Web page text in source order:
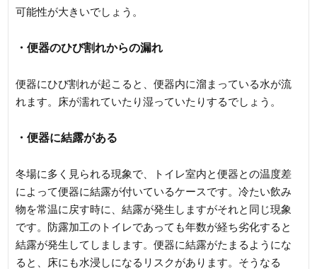
可能性が大きいでしょう。
・便器のひび割れからの漏れ
便器にひび割れが起こると、便器内に溜まっている水が流
れます。床が濡れていたり湿っていたりするでしょう。
・便器に結露がある
冬場に多く見られる現象で、トイレ室内と便器との温度差
によって便器に結露が付いているケースです。冷たい飲み
物を常温に戻す時に、結露が発生しますがそれと同じ現象
です。防露加工のトイレであっても年数が経ち劣化すると
結露が発生してしまします。便器に結露がたまるようにな
ると、床にも水浸しになるリスクがあります。そうなる